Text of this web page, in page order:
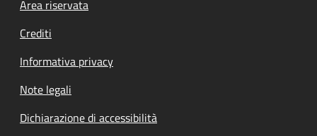
Area riservata
Crediti
Informativa privacy
Note legali
Dichiarazione di accessibilità